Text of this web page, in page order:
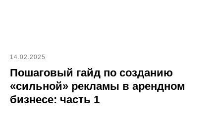
14.02.2025
Пошаговый гайд по созданию
«сильной» рекламы в арендном
бизнесе: часть 1